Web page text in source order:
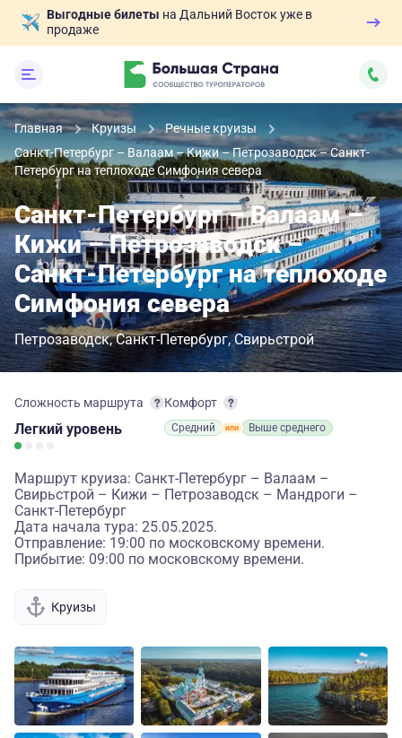
Выгодные билеты на Дальний Восток уже в
продаже
Главная Круизы
Речные круизы
Санкт-Петербург – Валаам – Кижи – Петрозаводск – Санкт-
Петербург на теплоходе Симфония севера
Санкт-Петербург – Валаам –
Кижи – Петрозаводск –
Санкт-Петербург на теплоходе
Симфония севера
Петрозаводск Санкт-Петербург Свирьстрой
Сложность маршрута
Легкий уровень
Комфорт
Средний Выше среднего
Маршрут круиза: Санкт-Петербург – Валаам –
Свирьстрой – Кижи – Петрозаводск – Мандроги –
Санкт-Петербург
Дата начала тура: 25.05.2025.
Отправление: 19:00 по московскому времени.
Прибытие: 09:00 по московскому времени.
Круизы